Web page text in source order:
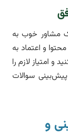
مشاور خوب به
و اعتماد به
و امتیاز لازم را
سوالات
و